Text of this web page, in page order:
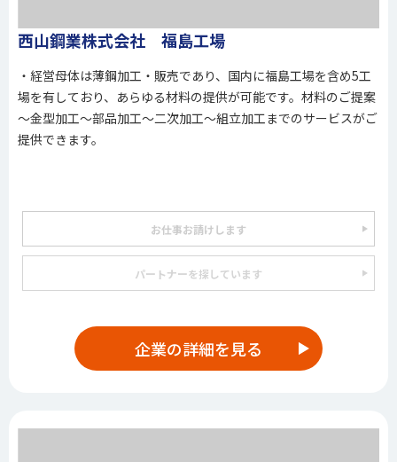
西山鋼業株式会社 福島工場
・経営母体は薄鋼加工・販売であり、国内に福島工場を含め5工
場を有しており、あらゆる材料の提供が可能です。材料のご提案
～金型加工～部品加工～二次加工～組立加工までのサービスがご
提供できます。
お仕事お請けします
パートナーを探しています
企業の詳細を見る